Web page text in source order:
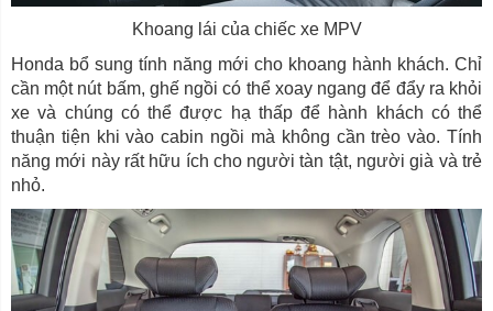
Khoang lái của chiếc xe MPV
Honda bổ sung tính năng mới cho khoang hành khách. Chỉ
cần một nút bấm, ghế ngồi có thể xoay ngang để đẩy ra khỏi
xe và chúng có thể được hạ thấp để hành khách có thể
thuận tiện khi vào cabin ngồi mà không cần trèo vào. Tính
năng mới này rất hữu ích cho người tàn tật, người già và trẻ
nhỏ.